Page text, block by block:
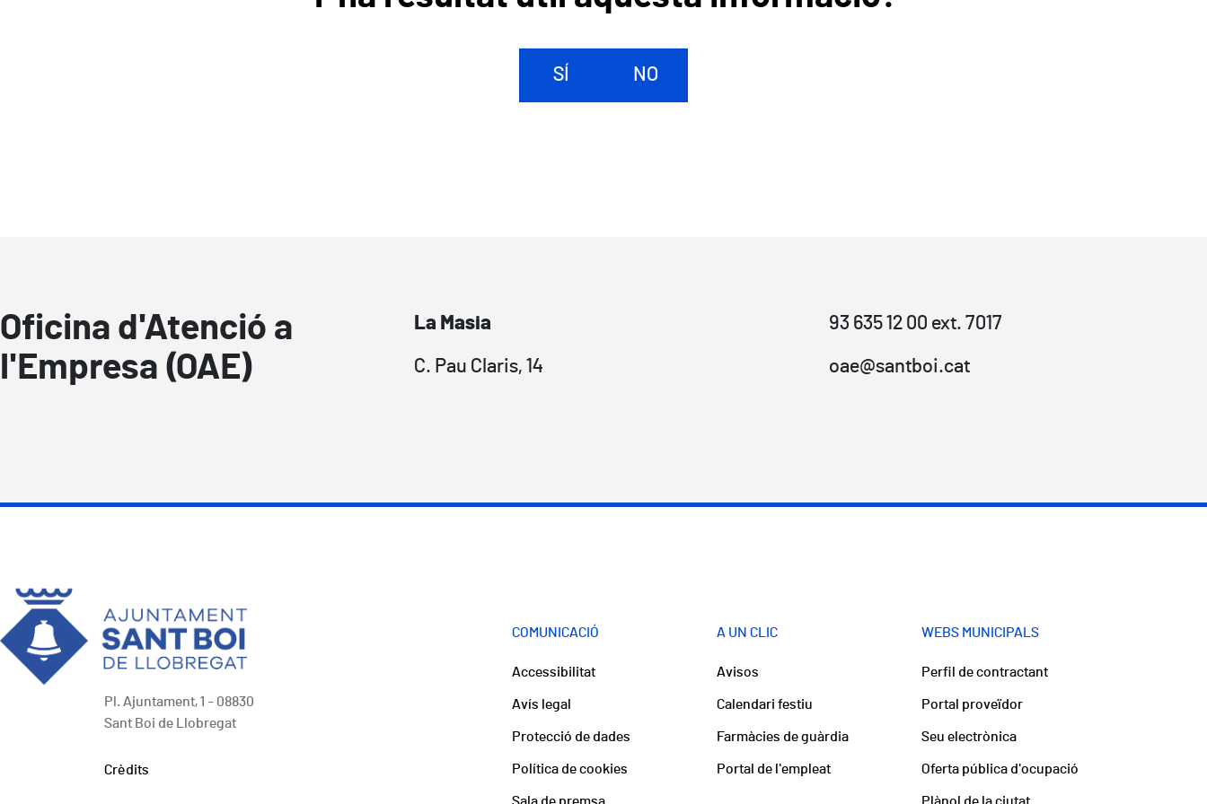
SÍ NO
Oficina d'Atenció a
l'Empresa (OAE)
La Masia
C. Pau Claris, 14
93 635 12 00 ext. 7017
oae@santboi.cat
Pl. Ajuntament, 1 - 08830
Sant Boi de Llobregat
Peu
Crèdits
COMUNICACIÓ
Accessibilitat
Avís legal
Protecció de dades
Política de cookies
A UN CLIC
Avisos
Calendari festiu
Farmàcies de guàrdia
Portal de l'empleat
WEBS MUNICIPALS
Perfil de contractant
Portal proveïdor
Seu electrònica
Oferta pública d'ocupació